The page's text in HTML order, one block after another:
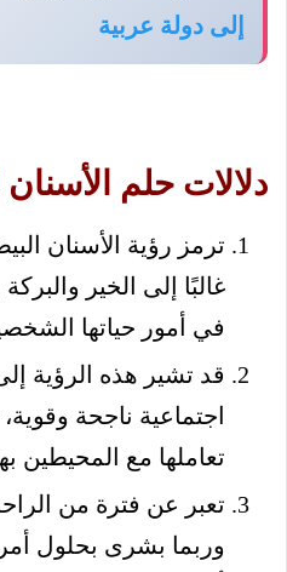
إلى دولة عربية
دلالات حلم الأسنان
ترمز رؤية الأسنان
غالبًا إلى الخير
في أمور حياتها
قد تشير هذه الرؤية
اجتماعية ناجحة
تعاملها مع المحيطين
تعبر عن فترة من
وربما بشرى بحلول